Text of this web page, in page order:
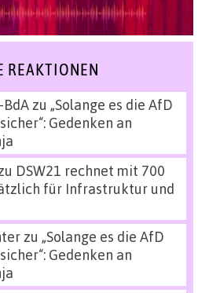
REAKTIONEN
BdAzu „Solange es die AfD
Gedenken an
DSW21 rechnet mit 700
für Infrastruktur und
zu „Solange es die AfD
Gedenken an